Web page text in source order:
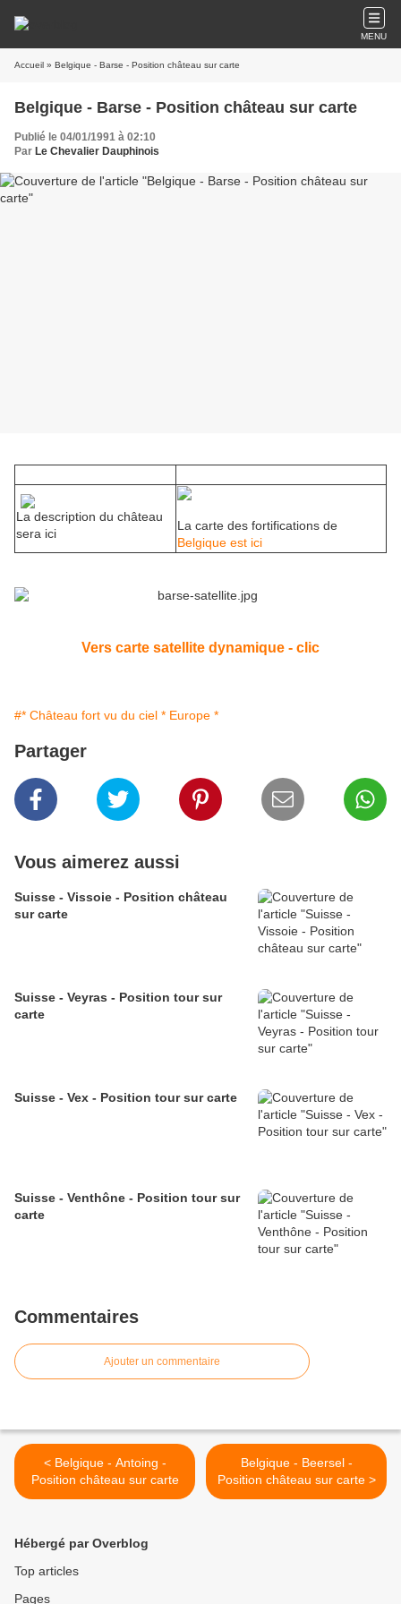
MENU
Accueil » Belgique - Barse - Position château sur carte
Belgique - Barse - Position château sur carte
Publié le 04/01/1991 à 02:10
Par Le Chevalier Dauphinois
La description du château
sera ici
La carte des fortifications de
Belgique est ici
Vers carte satellite dynamique - clic
#* Château fort vu du ciel * Europe *
Partager
Vous aimerez aussi
Suisse - Vissoie - Position château
sur carte
Suisse - Veyras - Position tour sur
carte
Suisse - Vex - Position tour sur carte
Suisse - Venthône - Position tour sur
carte
Commentaires
Ajouter un commentaire
< Belgique - Antoing -
Position château sur carte
Belgique - Beersel -
Position château sur carte >
Hébergé par Overblog
Top articles
Pages